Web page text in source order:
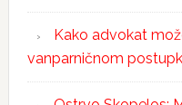
Kako advokat
vanparničnom